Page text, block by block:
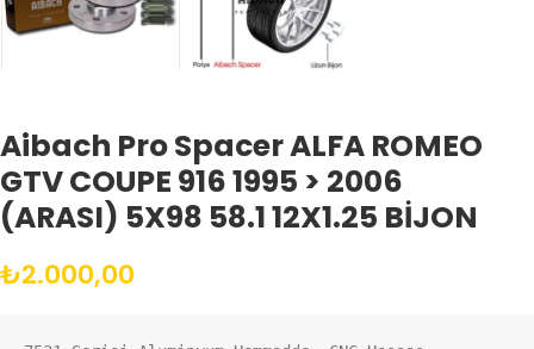
Aibach Pro Spacer ALFA ROMEO
GTV COUPE 916 1995 > 2006
(ARASI) 5X98 58.1 12X1.25 BİJON
₺2.000,00